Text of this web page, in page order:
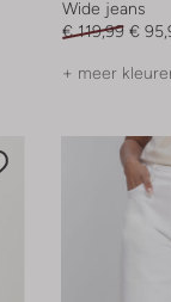
Wide jeans
€ 119,99 €
+ meer